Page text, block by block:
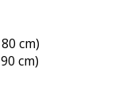
cm)
cm)